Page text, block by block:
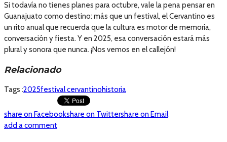
Si todavía no tienes planes para octubre, vale la pena pensar en
Guanajuato como destino: más que un festival, el Cervantino es
un rito anual que recuerda que la cultura es motor de memoria,
conversación y fiesta. Y en 2025, esa conversación estará más
plural y sonora que nunca. ¡Nos vemos en el callejón!
Relacionado
Tags :2025festival cervantinohistoria
share on Facebookshare on Twittershare on Email
add a comment